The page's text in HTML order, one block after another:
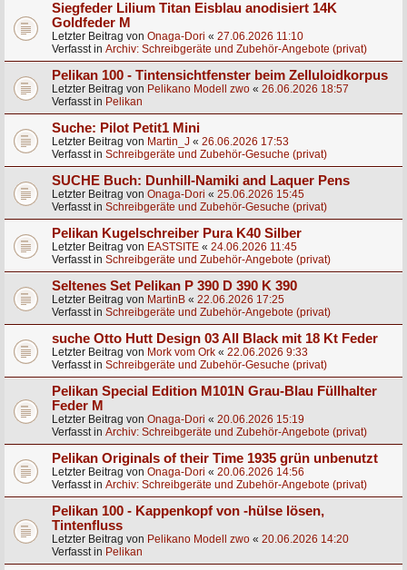
Siegfeder Lilium Titan Eisblau anodisiert 14K
Goldfeder M
Letzter Beitrag von Onaga-Dori « 27.06.2026 11:10
Verfasst in Archiv: Schreibgeräte und Zubehör-Angebote (privat)
Pelikan 100 - Tintensichtfenster beim Zelluloidkorpus
Letzter Beitrag von Pelikano Modell zwo « 26.06.2026 18:57
Verfasst in Pelikan
Suche: Pilot Petit1 Mini
Letzter Beitrag von Martin_J « 26.06.2026 17:53
Verfasst in Schreibgeräte und Zubehör-Gesuche (privat)
SUCHE Buch: Dunhill-Namiki and Laquer Pens
Letzter Beitrag von Onaga-Dori « 25.06.2026 15:45
Verfasst in Schreibgeräte und Zubehör-Gesuche (privat)
Pelikan Kugelschreiber Pura K40 Silber
Letzter Beitrag von EASTSITE « 24.06.2026 11:45
Verfasst in Schreibgeräte und Zubehör-Angebote (privat)
Seltenes Set Pelikan P 390 D 390 K 390
Letzter Beitrag von MartinB « 22.06.2026 17:25
Verfasst in Schreibgeräte und Zubehör-Angebote (privat)
suche Otto Hutt Design 03 All Black mit 18 Kt Feder
Letzter Beitrag von Mork vom Ork « 22.06.2026 9:33
Verfasst in Schreibgeräte und Zubehör-Gesuche (privat)
Pelikan Special Edition M101N Grau-Blau Füllhalter
Feder M
Letzter Beitrag von Onaga-Dori « 20.06.2026 15:19
Verfasst in Archiv: Schreibgeräte und Zubehör-Angebote (privat)
Pelikan Originals of their Time 1935 grün unbenutzt
Letzter Beitrag von Onaga-Dori « 20.06.2026 14:56
Verfasst in Archiv: Schreibgeräte und Zubehör-Angebote (privat)
Pelikan 100 - Kappenkopf von -hülse lösen,
Tintenfluss
Letzter Beitrag von Pelikano Modell zwo « 20.06.2026 14:20
Verfasst in Pelikan